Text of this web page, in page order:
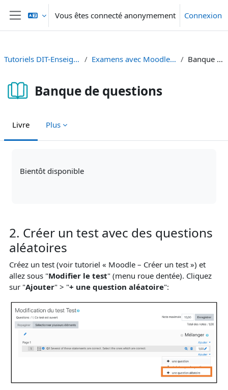
Passer au contenu principal
Panneau latéral
Vous êtes connecté anonymement Connexion
Tutoriels DIT-Enseignement et Recherche Examens avec Moodle - Prüfungen mit Moodle Banque de questions
Banque de questions
Livre Plus
Bientôt disponible
2. Créer un test avec des questions
aléatoires
Créez un test (voir tutoriel « Moodle – Créer un test ») et
allez sous "Modifier le test" (menu roue dentée). Cliquez
sur "Ajouter" > "+ une question aléatoire":